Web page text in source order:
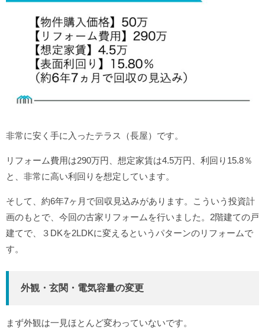
非常に安く手に入ったテラス（長屋）です。
リフォーム費用は290万円、想定家賃は4.5万円、利回り15.8％
と、非常に高い利回りを想定しています。
そして、約6年7ヶ月で回収見込みがあります。こういう投資計
画のもとで、今回の古家リフォームを行いました。2階建ての戸
建てで、３DKを2LDKに変えるというパターンのリフォームで
す。
外観・玄関・電気容量の変更
まず外観は一見ほとんど変わっていないです。